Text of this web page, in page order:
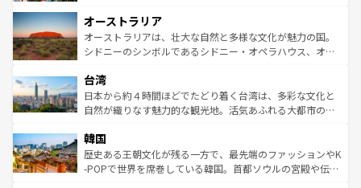
部のニューオーリンズでは、音楽と美食が融合した独特の
文化が魅力。旅行者はアメリカの各地域で異なる魅力を楽
しみながら、その多様性と豊かな歴史を感じることができ
ならではの贅沢な旅のスタイルだ。 なお、新着のアメリカ
情報はコンテンツ一覧を参照してほしい。
ワイ島は見逃せない。また、定番の観光地といえばオアフ
島だが、静かな自然を求めるならマウイ島やカウアイ島が
おすすめ。エメラルドグリーンに輝く海をはじめ、豊かな
れるおもてなしの心で訪れる人々を迎えてくれるハワイの
人々、おいしいローカルフードやハワイアンミュージッ
ク、伝統的なフラダンスなど、すべてがハワイの魅力を彩
ワイを、存分に味わってほしい。 なお、新着のハワイ情報
はコンテンツ一覧を参照してほしい。
オーストラリア
オーストラリアは、壮大な自然と多様な文化が魅力の国。
シドニーのシンボルであるシドニー・オペラハウス、オー
リアリーフや大陸中央部にそびえるウルル（エアーズロッ
ク）、タスマニアの美しい原生林やケアンズの熱帯雨林な
ど、見どころがたくさん。また、カフェやワイン、オージ
いる。アクティビティも充実しており、サーフィンやダイ
ビング、ハイキングなど、アウトドア好きにはたまらな
い。オーストラリアの多彩な魅力を存分に味わいつくそ
台湾
日本から約４時間ほどでたどり着く台湾は、多彩な文化と
自然が織りなす魅力的な観光地。活気あふれる大都市の台
ン）、静ひつな山岳地帯である台湾東部など、都市の喧騒
と山間の静けさが共存しており、訪れる人に新しい発見と
驚きをもたらしてくれる。また、奥深い台湾の食文化も魅
韓国
歴史ある王朝文化が残る一方で、最先端のファッションやK
-POPで世界を席巻している韓国。首都ソウルの宮殿や伝統